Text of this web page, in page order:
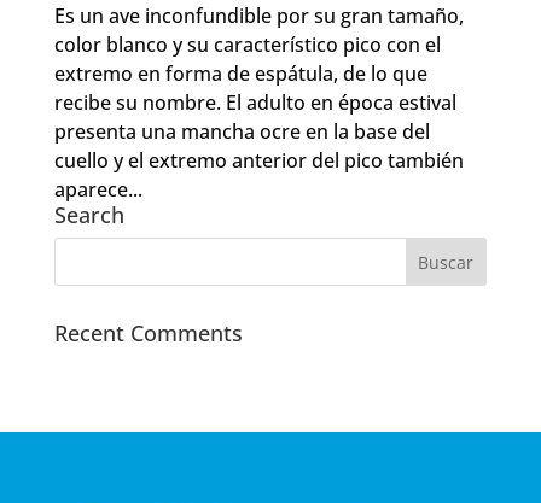
Es un ave inconfundible por su gran tamaño,
color blanco y su característico pico con el
extremo en forma de espátula, de lo que
recibe su nombre. El adulto en época estival
presenta una mancha ocre en la base del
cuello y el extremo anterior del pico también
aparece...
Search
Recent Comments